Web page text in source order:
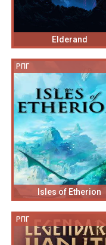
Elderand
РПГ
Isles of Etherion
РПГ